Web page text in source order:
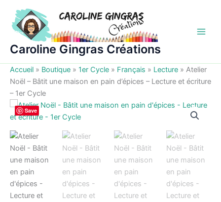
contenu
Caroline Gingras Créations
Accueil » Boutique » 1er Cycle » Français » Lecture » Atelier
Noël – Bâtit une maison en pain d’épices – Lecture et écriture
– 1er Cycle
Save